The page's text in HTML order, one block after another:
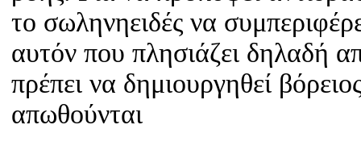
το σωληνηειδές να
αυτόν που πλησιάζει δηλαδή
πρέπει να δημιουργηθεί
απωθούνται